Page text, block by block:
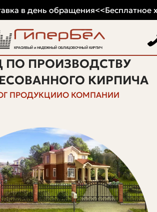
ПО ПРОИЗВОДСТВУ
КИРПИЧА
ПРОДУКЦИИО КОМПАНИИ
в день обращения<<Бесплатное